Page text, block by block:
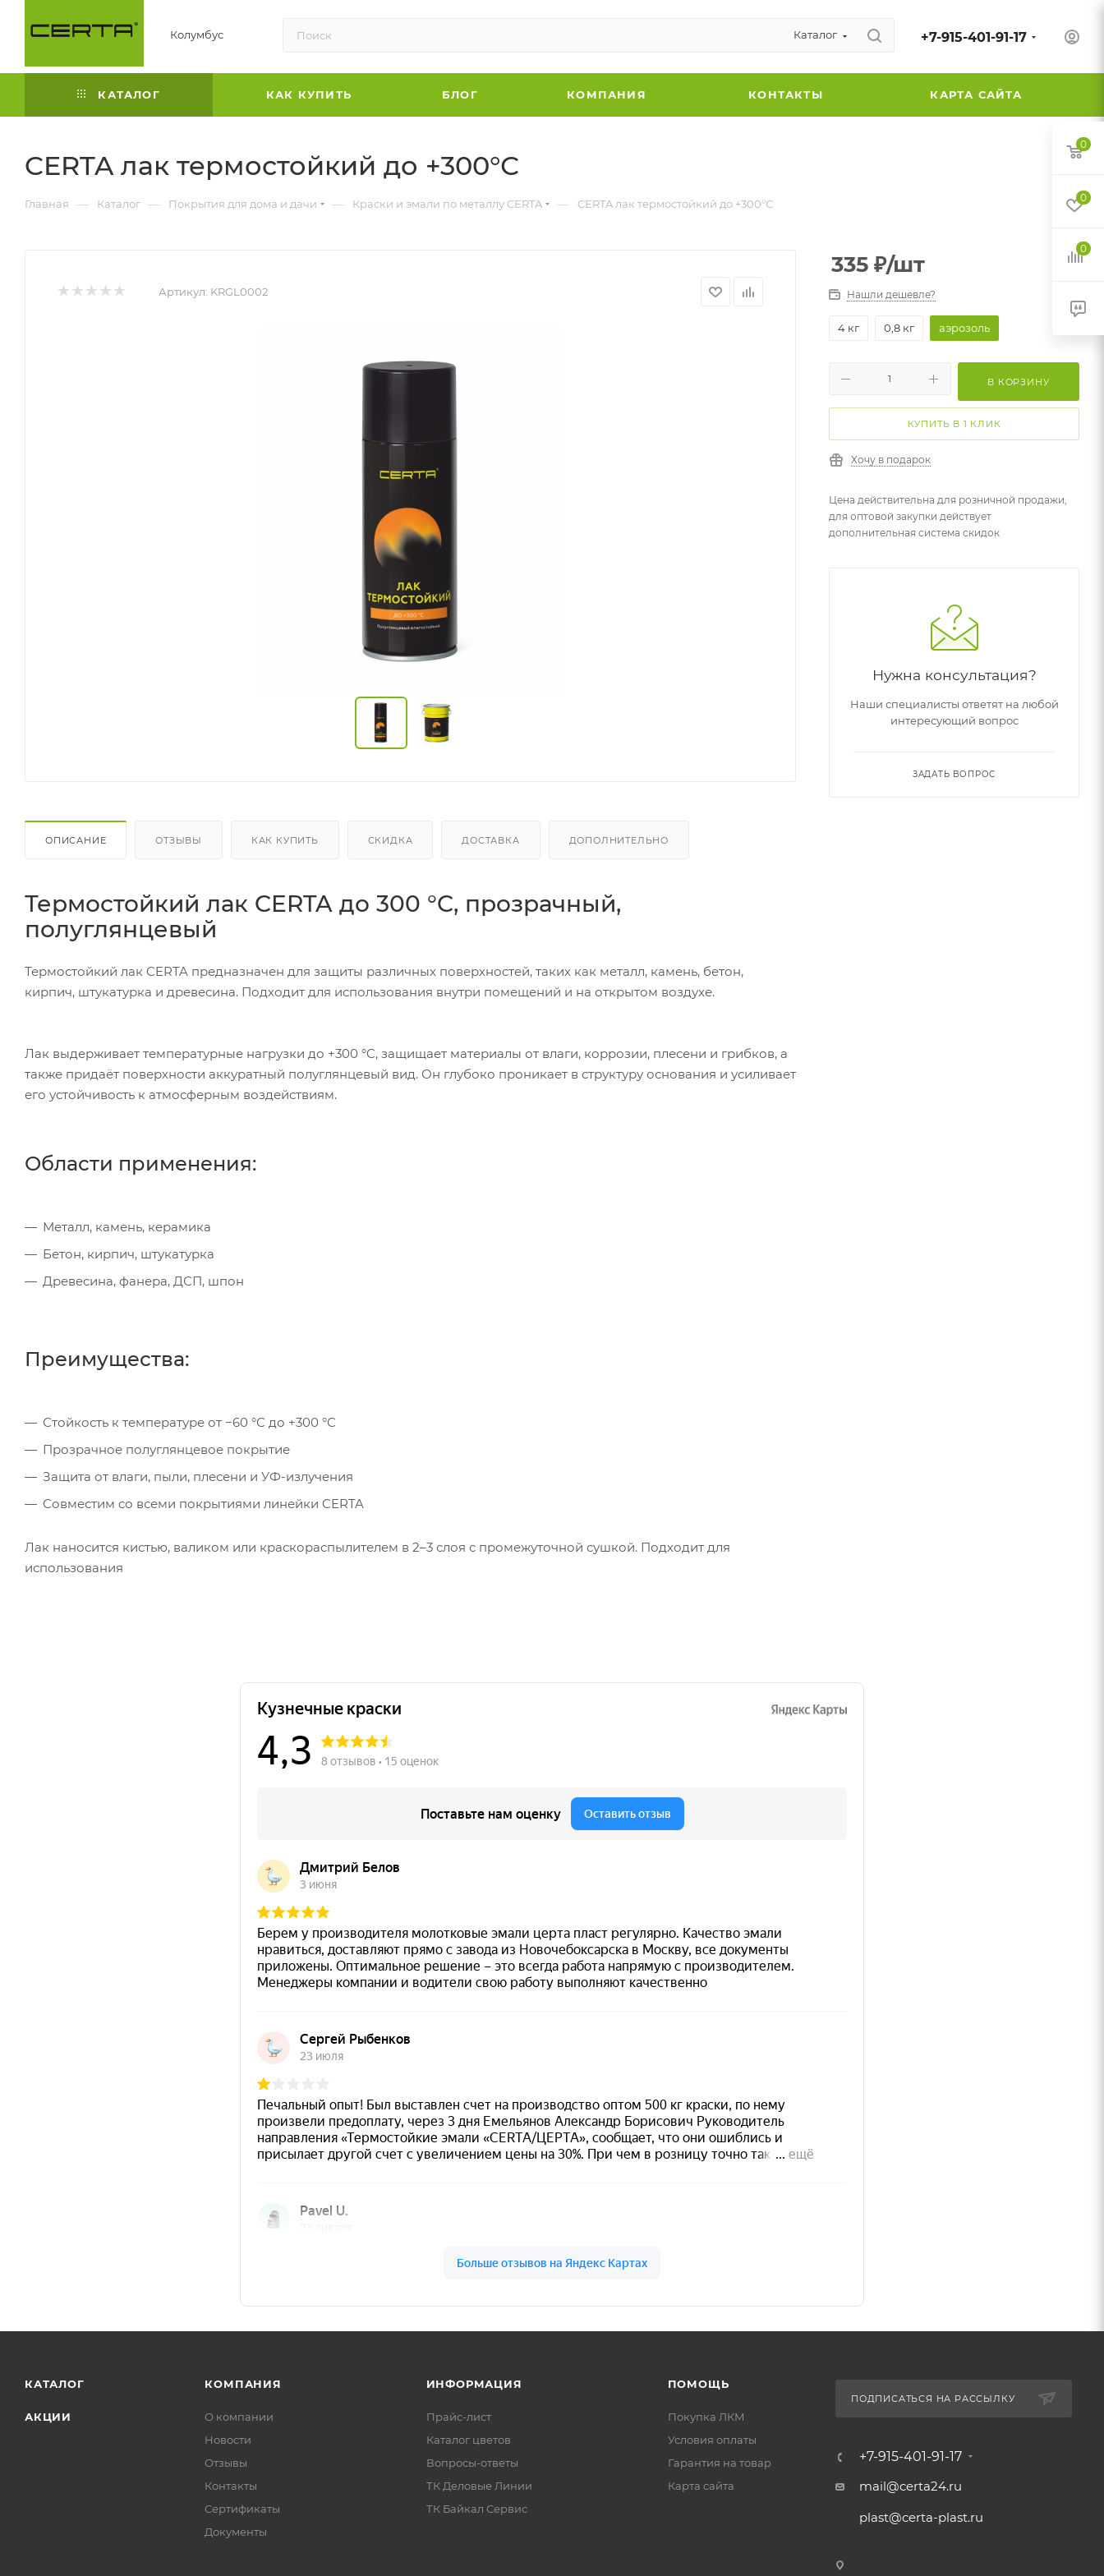
Колумбус Каталог +7-915-401-91-17
КАТАЛОГ КАК КУПИТЬ БЛОГ КОМПАНИЯ КОНТАКТЫ КАРТА САЙТА
CERTA лак термостойкий до +300°С
Главная — Каталог — Покрытия для дома и дачи — Краски и эмали по металлу CERTA — CERTA лак термостойкий до +300°С
Артикул: KRGL0002
ОПИСАНИЕ ОТЗЫВЫ КАК КУПИТЬ СКИДКА ДОСТАВКА ДОПОЛНИТЕЛЬНО
Термостойкий лак CERTA до 300 °C, прозрачный,
полуглянцевый
Термостойкий лак CERTA предназначен для защиты различных поверхностей, таких как металл, камень, бетон,
кирпич, штукатурка и древесина. Подходит для использования внутри помещений и на открытом воздухе.
Лак выдерживает температурные нагрузки до +300 °C, защищает материалы от влаги, коррозии, плесени и грибков, а
также придаёт поверхности аккуратный полуглянцевый вид. Он глубоко проникает в структуру основания и усиливает
его устойчивость к атмосферным воздействиям.
Области применения:
Металл, камень, керамика
Бетон, кирпич, штукатурка
Древесина, фанера, ДСП, шпон
Преимущества:
Стойкость к температуре от −60 °C до +300 °C
Прозрачное полуглянцевое покрытие
Защита от влаги, пыли, плесени и УФ-излучения
Совместим со всеми покрытиями линейки CERTA
Лак наносится кистью, валиком или краскораспылителем в 2–3 слоя с промежуточной сушкой. Подходит для
использования
335 ₽/шт
Нашли дешевле?
4 кг 0,8 кг аэрозоль
В КОРЗИНУ
КУПИТЬ В 1 КЛИК
Хочу в подарок
Цена действительна для розничной продажи,
для оптовой закупки действует
дополнительная система скидок
Нужна консультация?
Наши специалисты ответят на любой
интересующий вопрос
ЗАДАТЬ ВОПРОС
КАТАЛОГ
АКЦИИ
КОМПАНИЯ
О компании
Новости
Отзывы
Контакты
Сертификаты
Документы
ИНФОРМАЦИЯ
Прайс-лист
Каталог цветов
Вопросы-ответы
ТК Деловые Линии
ТК Байкал Сервис
ПОМОЩЬ
Покупка ЛКМ
Условия оплаты
Гарантия на товар
Карта сайта
ПОДПИСАТЬСЯ НА РАССЫЛКУ
+7-915-401-91-17
mail@certa24.ru
plast@certa-plast.ru
0
0
0